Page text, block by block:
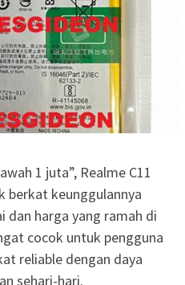
1 juta”, Realme C11
berkat keunggulannya
dan harga yang ramah di
cocok untuk pengguna
reliable dengan daya
sehari-hari.